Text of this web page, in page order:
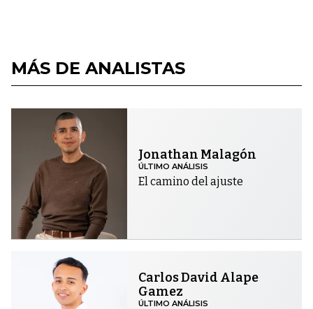
MÁS DE ANALISTAS
Jonathan Malagón
ÚLTIMO ANÁLISIS
El camino del ajuste
Carlos David Alape
Gamez
ÚLTIMO ANÁLISIS